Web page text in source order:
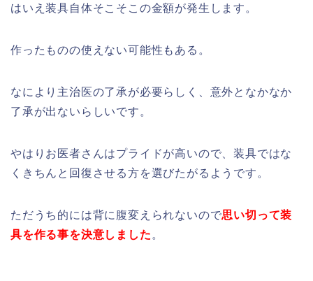
はいえ装具自体そこそこの金額が発生します。
作ったものの使えない可能性もある。
なにより主治医の了承が必要らしく、意外となかなか
了承が出ないらしいです。
やはりお医者さんはプライドが高いので、装具ではな
くきちんと回復させる方を選びたがるようです。
ただうち的には背に腹変えられないので思い切って装
具を作る事を決意しました 。